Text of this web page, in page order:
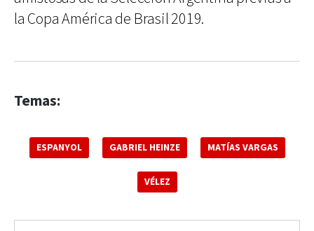
la Copa América de Brasil 2019.
Temas:
ESPANYOL GABRIEL HEINZE MATÍAS VARGAS
VÉLEZ